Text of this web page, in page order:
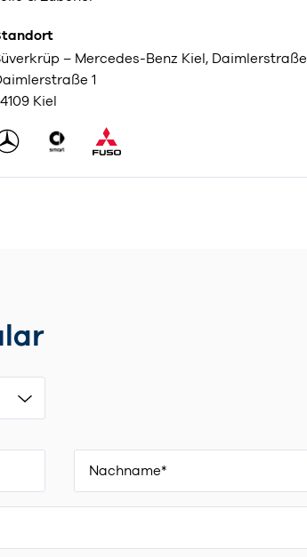
– Mercedes-Benz Kiel, Daimlerstraße
1
Kiel